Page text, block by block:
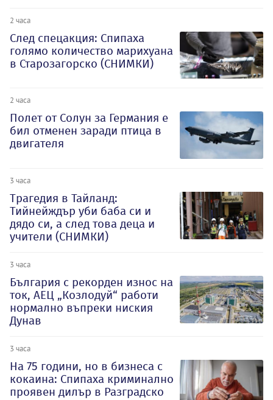
2 часа
След спецакция: Спипаха
голямо количество марихуана
в Старозагорско (СНИМКИ)
2 часа
Полет от Солун за Германия е
бил отменен заради птица в
двигателя
3 часа
Трагедия в Тайланд:
Тийнейждър уби баба си и
дядо си, а след това деца и
учители (СНИМКИ)
3 часа
България с рекорден износ на
ток, АЕЦ „Козлодуй“ работи
нормално въпреки ниския
Дунав
3 часа
На 75 години, но в бизнеса с
кокаина: Спипаха криминално
проявен дилър в Разградско